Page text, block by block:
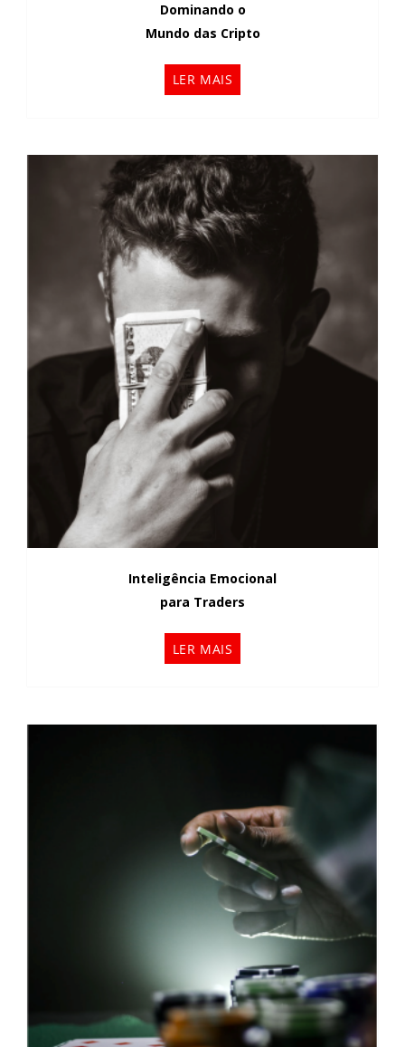
Dominando o
Mundo das Cripto
LER MAIS
Inteligência Emocional
para Traders
LER MAIS